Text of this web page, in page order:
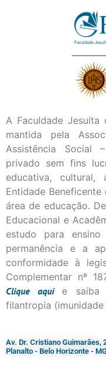
A Faculdade
mantida pela
Assistência Social
privado sem fins
educativa, cultural,
Entidade Beneficente
área de educação.
Educacional e
estudo para
permanência e a
conformidade à
Complementar nº
Cliqueaqui
e saiba
filantropia
Av. Dr. Cristiano Guimarães,
Planalto - Belo Horizonte -